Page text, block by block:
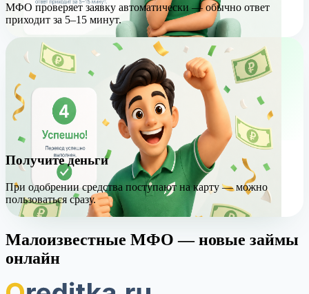
МФО проверяет заявку автоматически — обычно ответ
приходит за 5–15 минут.
Получите деньги
При одобрении средства поступают на карту — можно
пользоваться сразу.
Малоизвестные МФО — новые займы
онлайн